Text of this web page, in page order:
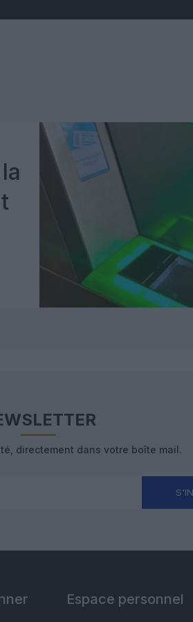
directement dans votre boîte mail.
Espace personnel